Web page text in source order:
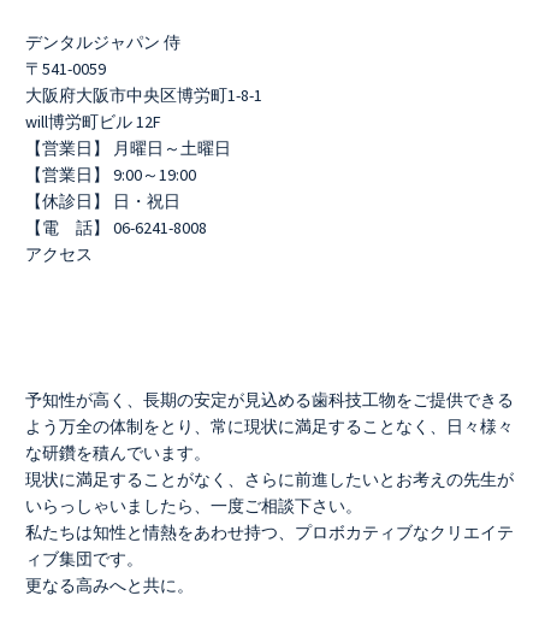
デンタルジャパン 侍
〒541-0059
大阪府大阪市中央区博労町1-8-1
will博労町ビル 12F
【営業日】 月曜日～土曜日
【営業日】 9:00～19:00
【休診日】 日・祝日
【電 話】 06-6241-8008
アクセス
予知性が高く、長期の安定が見込める歯科技工物をご提供できる
よう万全の体制をとり、常に現状に満足することなく、日々様々
な研鑽を積んでいます。
現状に満足することがなく、さらに前進したいとお考えの先生が
いらっしゃいましたら、一度ご相談下さい。
私たちは知性と情熱をあわせ持つ、プロボカティブなクリエイテ
ィブ集団です。
更なる高みへと共に。